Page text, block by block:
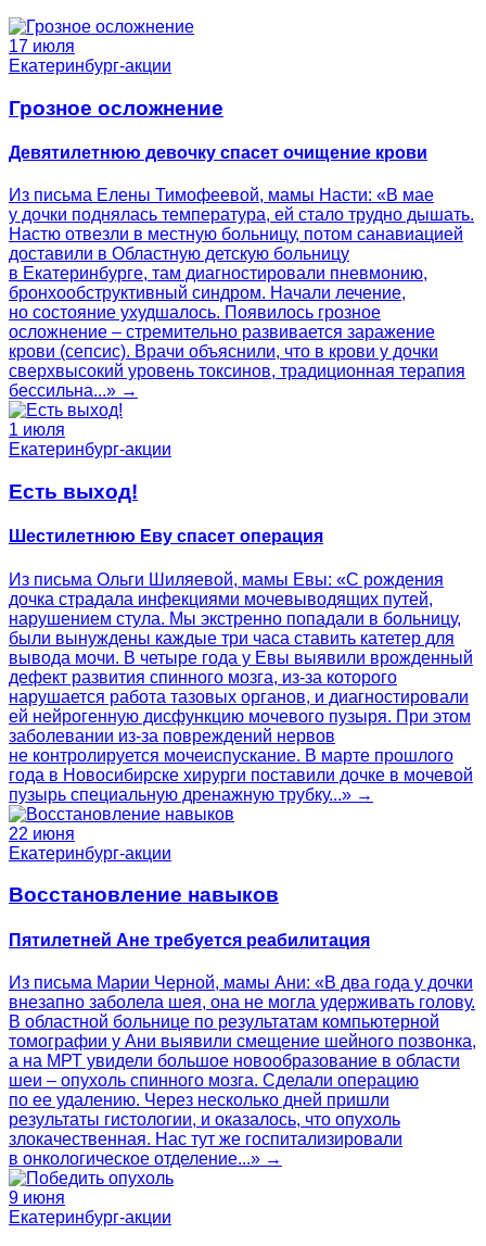
17 июля
Екатеринбург-акции
Грозное осложнение
Девятилетнюю девочку спасет очищение крови
Из письма Елены Тимофеевой, мамы Насти: «В мае
у дочки поднялась температура, ей стало трудно дышать.
Настю отвезли в местную больницу, потом санавиацией
доставили в Областную детскую больницу
в Екатеринбурге, там диагностировали пневмонию,
бронхообструктивный синдром. Начали лечение,
но состояние ухудшалось. Появилось грозное
осложнение – стремительно развивается заражение
крови (сепсис). Врачи объяснили, что в крови у дочки
сверхвысокий уровень токсинов, традиционная терапия
бессильна...» →
1 июля
Екатеринбург-акции
Есть выход!
Шестилетнюю Еву спасет операция
Из письма Ольги Шиляевой, мамы Евы: «С рождения
дочка страдала инфекциями мочевыводящих путей,
нарушением стула. Мы экстренно попадали в больницу,
были вынуждены каждые три часа ставить катетер для
вывода мочи. В четыре года у Евы выявили врожденный
дефект развития спинного мозга, из-за которого
нарушается работа тазовых органов, и диагностировали
ей нейрогенную дисфункцию мочевого пузыря. При этом
заболевании из-за повреждений нервов
не контролируется мочеиспускание. В марте прошлого
года в Новосибирске хирурги поставили дочке в мочевой
пузырь специальную дренажную трубку...» →
22 июня
Екатеринбург-акции
Восстановление навыков
Пятилетней Ане требуется реабилитация
Из письма Марии Черной, мамы Ани: «В два года у дочки
внезапно заболела шея, она не могла удерживать голову.
В областной больнице по результатам компьютерной
томографии у Ани выявили смещение шейного позвонка,
а на МРТ увидели большое новообразование в области
шеи – опухоль спинного мозга. Сделали операцию
по ее удалению. Через несколько дней пришли
результаты гистологии, и оказалось, что опухоль
злокачественная. Нас тут же госпитализировали
в онкологическое отделение...» →
9 июня
Екатеринбург-акции